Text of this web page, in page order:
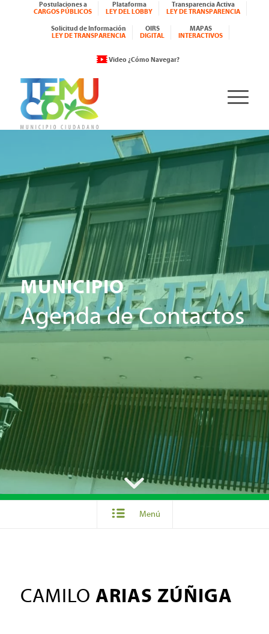
Postulaciones a
CARGOS PÚBLICOS
Plataforma
LEY DEL LOBBY
Transparencia Activa
LEY DE TRANSPARENCIA
Solicitud de Información
LEY DE TRANSPARENCIA
OIRS
DIGITAL
MAPAS
INTERACTIVOS
Video ¿Cómo Navegar?
MUNICIPIO
Agenda de Contactos
Menú
CAMILO ARIAS ZÚÑIGA